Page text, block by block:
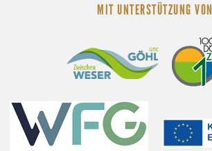
MIT UNTERSTÜTZUNG VON